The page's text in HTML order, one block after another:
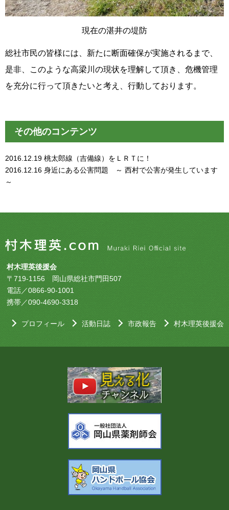
現在の湛井の堤防
総社市民の皆様には、新たに断面確保が実施されるまで、
是非、このような高梁川の現状を理解して頂き、危機管理
を充分に行って頂きたいと考え、行動しております。
その他のコンテンツ
2016.12.19 桃太郎線（吉備線）をＬＲＴに！
2016.12.16 身近にある公害問題 ～ 西村で公害が発生しています
～
村木理英後援会
〒719-1156 岡山県総社市門田507
電話／0866-90-1001
携帯／090-4690-3318
プロフィール 活動日誌 市政報告 村木理英後援会